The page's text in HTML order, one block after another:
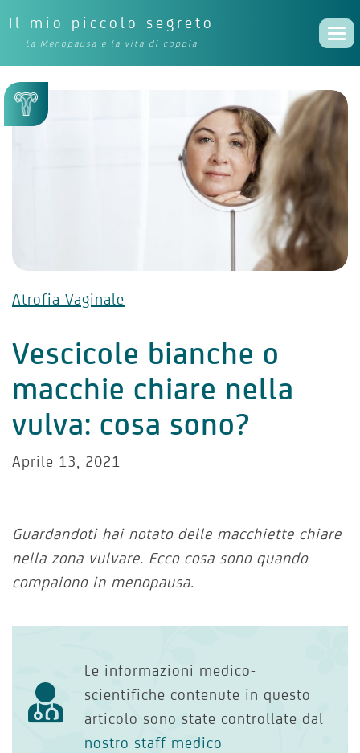
Il mio piccolo segreto
La Menopausa e la vita di coppia
Atrofia Vaginale
Vescicole bianche o
macchie chiare nella
vulva: cosa sono?
Aprile 13, 2021
Guardandoti hai notato delle macchiette chiare
nella zona vulvare. Ecco cosa sono quando
compaiono in menopausa.
Le informazioni medico-
scientifiche contenute in questo
articolo sono state controllate dal
nostro staff medico